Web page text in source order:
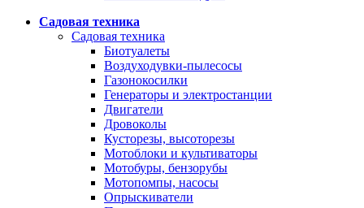
Садовая техника
Садовая техника
Биотуалеты
Воздуходувки-пылесосы
Газонокосилки
Генераторы и электростанции
Двигатели
Дровоколы
Кусторезы, высоторезы
Мотоблоки и культиваторы
Мотобуры, бензорубы
Мотопомпы, насосы
Опрыскиватели